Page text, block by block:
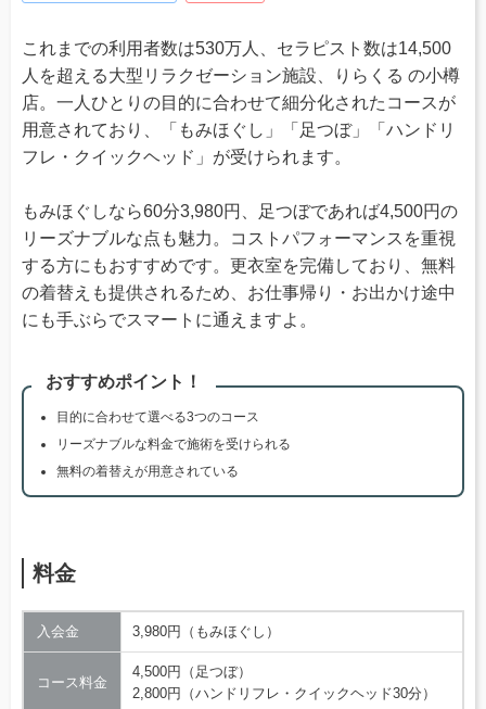
これまでの利用者数は530万人、セラピスト数は14,500
人を超える大型リラクゼーション施設、りらくる の小樽
店。一人ひとりの目的に合わせて細分化されたコースが
用意されており、「もみほぐし」「足つぼ」「ハンドリ
フレ・クイックヘッド」が受けられます。
もみほぐしなら60分3,980円、足つぼであれば4,500円の
リーズナブルな点も魅力。コストパフォーマンスを重視
する方にもおすすめです。更衣室を完備しており、無料
の着替えも提供されるため、お仕事帰り・お出かけ途中
にも手ぶらでスマートに通えますよ。
おすすめポイント！
目的に合わせて選べる3つのコース
リーズナブルな料金で施術を受けられる
無料の着替えが用意されている
料金
入会金 3,980円（もみほぐし）
コース料金
4,500円（足つぼ）
2,800円（ハンドリフレ・クイックヘッド30分）